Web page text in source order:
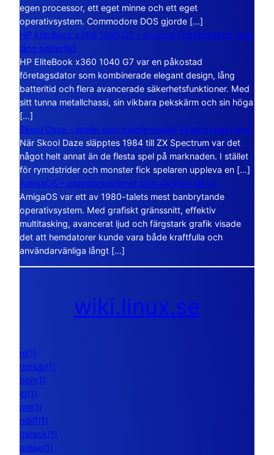
egen processor, ett eget minne och ett eget
operativsystem. Commodore DOS gjorde […]
HP EliteBook x360 1040 G7 – en lyxig företagsdator med
lång batteritid
HP EliteBook x360 1040 G7 var en påkostad
företagsdator som kombinerade elegant design, lång
batteritid och flera avancerade säkerhetsfunktioner. Med
sitt tunna metallchassi, sin vikbara pekskärm och sin höga
[…]
Skool Daze – spelet som gjorde skolan till ett öppet kaos
När Skool Daze släpptes 1984 till ZX Spectrum var det
något helt annat än de flesta spel på marknaden. I stället
för rymdstrider och monster fick spelaren uppleva en […]
AmigaOS – operativsystemet som var före sin tid
AmigaOS var ett av 1980-talets mest banbrytande
operativsystem. Med grafiskt gränssnitt, effektiv
multitasking, avancerat ljud och färgstark grafik visade
det att hemdatorer kunde vara både kraftfulla och
användarvänliga långt […]
wiki.linux.se
nl(1)
nohup(1)
pon(1)
ld(1)
nm(1)
ndiff(1)
gstack(1)
pmap(1)